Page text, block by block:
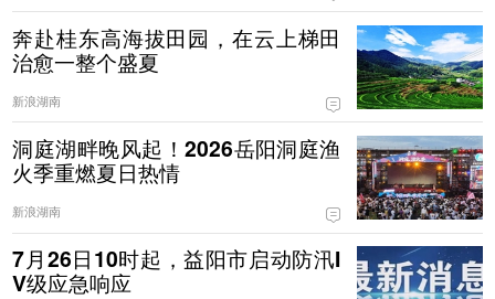
奔赴桂东高海拔田园，在云上梯田
治愈一整个盛夏
新浪湖南
洞庭湖畔晚风起！2026岳阳洞庭渔
火季重燃夏日热情
新浪湖南
7月26日10时起，益阳市启动防汛I
V级应急响应